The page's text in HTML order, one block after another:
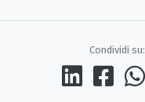
Condividi su: